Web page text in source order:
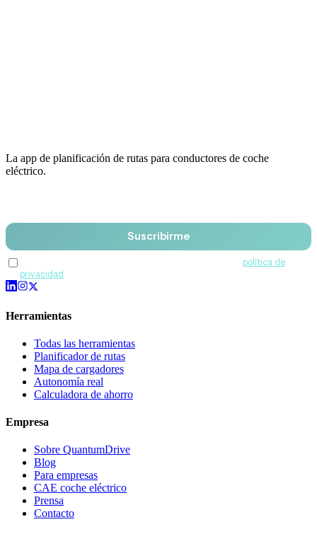
La app de planificación de rutas para conductores de coche
eléctrico.
Suscribirme
política de
privacidad
Herramientas
Todas las herramientas
Planificador de rutas
Mapa de cargadores
Autonomía real
Calculadora de ahorro
Empresa
Sobre QuantumDrive
Blog
Para empresas
CAE coche eléctrico
Prensa
Contacto